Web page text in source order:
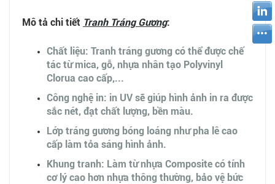
Mô tả chi tiết Tranh Tráng Gương:
Chất liệu: Tranh tráng gương có thể được chế
tác từ mica, gỗ, nhựa nhân tạo Polyvinyl
Clorua cao cấp,...
Công nghệ in: in UV sẽ giúp hình ảnh in ra được
sắc nét, đạt chất lượng, bền màu.
Lớp tráng gương bóng loáng như pha lê cao
cấp làm tỏa sáng hình ảnh.
Khung tranh: Làm từ nhựa Composite có tính
cơ lý cao hơn nhựa thông thường, bảo vệ bức